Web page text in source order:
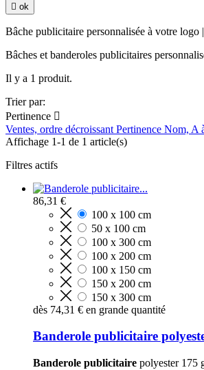
 ok
Bâche publicitaire personnalisée à votre logo
Bâches et banderoles publicitaires
Il y a 1 produit.
Trier par:
Pertinence 
Ventes, ordre décroissant Pertinence Nom, A
Affichage 1-1 de 1 article(s)
Filtres actifs
86,31 €
100 x 100 cm
50 x 100 cm
100 x 300 cm
100 x 200 cm
100 x 150 cm
150 x 200 cm
150 x 300 cm
dès 74,31 € en grande quantité
Banderole publicitaire
Banderole publicitaire polyester 175